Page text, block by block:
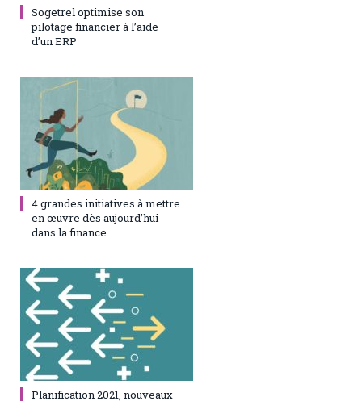
Sogetrel optimise son
pilotage financier à l’aide
d’un ERP
23 juin 2021 0
4 grandes initiatives à mettre
en œuvre dès aujourd’hui
dans la finance
23 juin 2021
Planification 2021, nouveaux